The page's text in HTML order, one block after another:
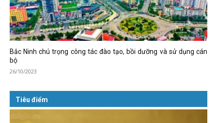
Bắc Ninh chú trọng công tác đào tạo, bồi dưỡng và sử dụng cán
bộ
26/10/2023
Tiêu điểm